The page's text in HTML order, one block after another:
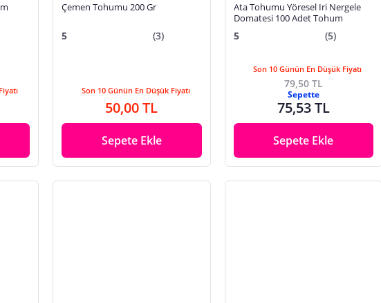
Çemen Tohumu 200 Gr
5 (3)
Son 10 Günün En Düşük Fiyatı
50,00 TL
Sepete Ekle
Ata Tohumu Yöresel Iri Nergele
Domatesi 100 Adet Tohum
5 (5)
Son 10 Günün En Düşük Fiyatı
79,50 TL
Sepette
75,53 TL
Sepete Ekle